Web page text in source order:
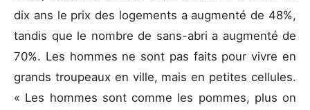
dix ans le prix des logements a augmenté de 48%,
tandis que le nombre de sans-abri a augmenté de
70%. Les hommes ne sont pas faits pour vivre en
grands troupeaux en ville, mais en petites cellules.
« Les hommes sont comme les pommes, plus on